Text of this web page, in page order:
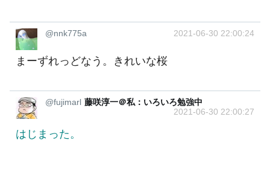
@nnk775a 2021-06-30 22:00:24
まーずれっどなう。きれいな桜
@fujimarl 藤咲淳一＠私：いろいろ勉強中
2021-06-30 22:00:27
はじまった。